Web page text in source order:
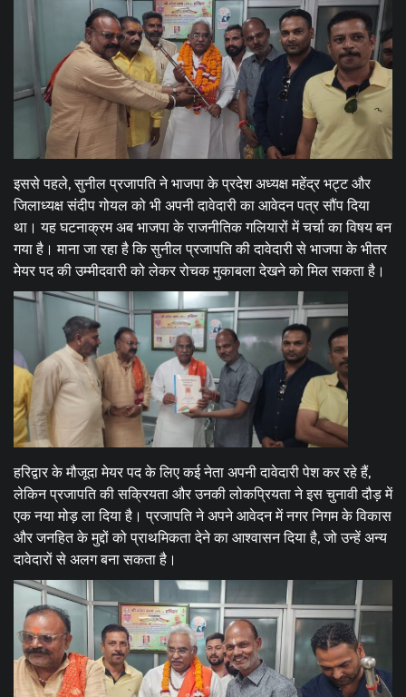
इससे पहले, सुनील प्रजापति ने भाजपा के प्रदेश अध्यक्ष महेंद्र भट्ट और
जिलाध्यक्ष संदीप गोयल को भी अपनी दावेदारी का आवेदन पत्र सौंप दिया
था। यह घटनाक्रम अब भाजपा के राजनीतिक गलियारों में चर्चा का विषय बन
गया है। माना जा रहा है कि सुनील प्रजापति की दावेदारी से भाजपा के भीतर
मेयर पद की उम्मीदवारी को लेकर रोचक मुकाबला देखने को मिल सकता है।
हरिद्वार के मौजूदा मेयर पद के लिए कई नेता अपनी दावेदारी पेश कर रहे हैं,
लेकिन प्रजापति की सक्रियता और उनकी लोकप्रियता ने इस चुनावी दौड़ में
एक नया मोड़ ला दिया है। प्रजापति ने अपने आवेदन में नगर निगम के विकास
और जनहित के मुद्दों को प्राथमिकता देने का आश्वासन दिया है, जो उन्हें अन्य
दावेदारों से अलग बना सकता है।